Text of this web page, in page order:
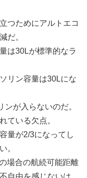
つためにアルトエコ
だ。
は30Lが標準的なラ
リン容量は30Lにな
が入らないのだ。
ている欠点。
量が2/3になってし
。
場合の航続可能距離
自由を感じないは